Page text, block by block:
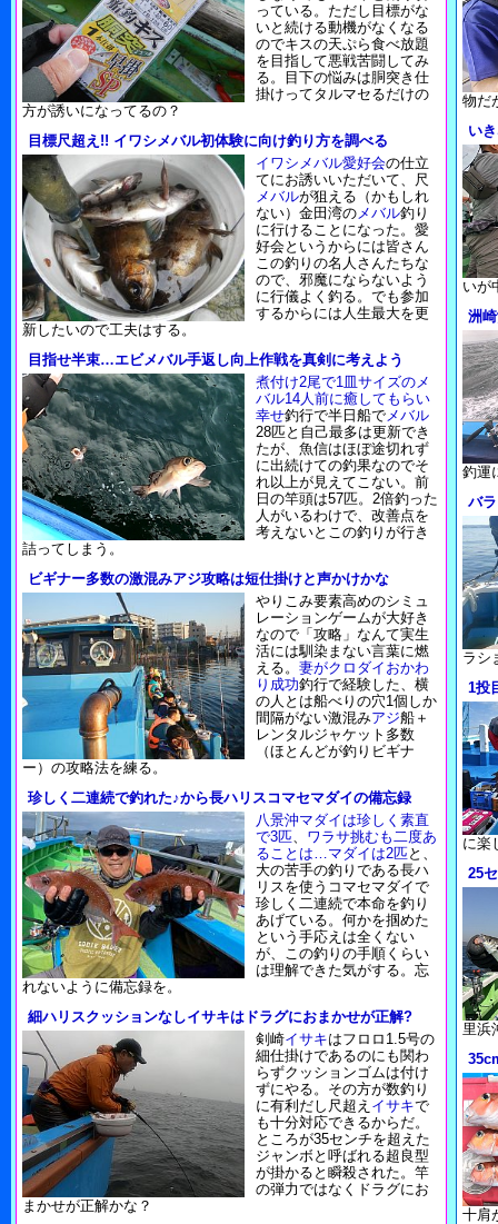
っている。ただし目標がな
いと続ける動機がなくなる
のでキスの天ぷら食べ放題
を目指して悪戦苦闘してみ
る。目下の悩みは胴突き仕
掛けってタルマセるだけの
方が誘いになってるの？
目標尺超え!! イワシメバル初体験に向け釣り方を調べる
イワシメバル愛好会の仕立
てにお誘いいただいて、尺
メバルが狙える（かもしれ
ない）金田湾のメバル釣り
に行けることになった。愛
好会というからには皆さん
この釣りの名人さんたちな
ので、邪魔にならないよう
に行儀よく釣る。でも参加
するからには人生最大を更
新したいので工夫はする。
目指せ半束…エビメバル手返し向上作戦を真剣に考えよう
煮付け2尾で1皿サイズのメ
バル14人前に癒してもらい
幸せ釣行で半日船でメバル
28匹と自己最多は更新でき
たが、魚信はほぼ途切れず
に出続けての釣果なのでそ
れ以上が見えてこない。前
日の竿頭は57匹。2倍釣った
人がいるわけで、改善点を
考えないとこの釣りが行き
詰ってしまう。
ビギナー多数の激混みアジ攻略は短仕掛けと声かけかな
やりこみ要素高めのシミュ
レーションゲームが大好き
なので「攻略」なんて実生
活には馴染まない言葉に燃
える。 妻がクロダイおかわ
り成功釣行で経験した、横
の人とは船べりの穴1個しか
間隔がない激混みアジ船＋
レンタルジャケット多数
（ほとんどが釣りビギナ
ー）の攻略法を練る。
珍しく二連続で釣れた♪から長ハリスコマセマダイの備忘録
八景沖マダイは珍しく素直
で3匹、 ワラサ挑むも二度あ
ることは…マダイは2匹と、
大の苦手の釣りである長ハ
リスを使うコマセマダイで
珍しく二連続で本命を釣り
あげている。何かを掴めた
という手応えは全くない
が、この釣りの手順くらい
は理解できた気がする。忘
れないように備忘録を。
細ハリスクッションなしイサキはドラグにおまかせが正解?
剣崎イサキはフロロ1.5号の
細仕掛けであるのにも関わ
らずクッションゴムは付け
ずにやる。その方が数釣り
に有利だし尺超え イサキで
も十分対応できるからだ。
ところが35センチを超えた
ジャンボと呼ばれる超良型
が掛かると瞬殺された。竿
の弾力ではなくドラグにお
まかせが正解かな？
物だ
い
いが
洲
釣運
バ
ラシ
1投
に楽
25
里浜
十肩